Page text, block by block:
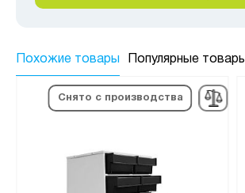
Похожие товары Популярные товары
Снято с производства